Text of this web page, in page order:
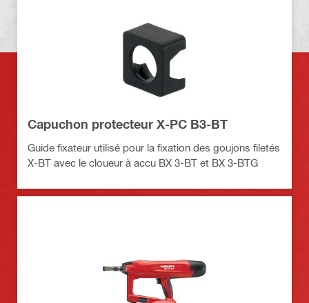
Capuchon protecteur X-PC B3-BT
Guide fixateur utilisé pour la fixation des goujons filetés
X-BT avec le cloueur à accu BX 3-BT et BX 3-BTG